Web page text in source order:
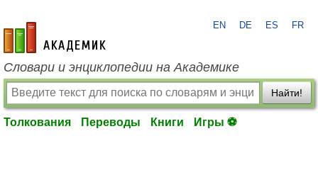
academic.ru
EN DE ES FR
Словари и энциклопедии на Академике
Найти!
Толкования Переводы Книги Игры ⚽